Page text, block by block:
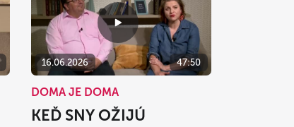
16.06.2026 47:50
DOMA JE DOMA
KEĎ SNY OŽIJÚ